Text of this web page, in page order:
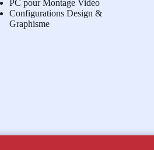
PC pour Montage Vidéo
Configurations Design &
Graphisme